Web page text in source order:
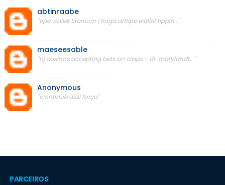
abtinraabe
"tipe wallet titanium | tioga arttipe wallet tippin..."
maeseesable
"nj casinos accepting bets on craps - dr. marylandt..."
Anonymous
"icontinue assi força"
PARCEIROS